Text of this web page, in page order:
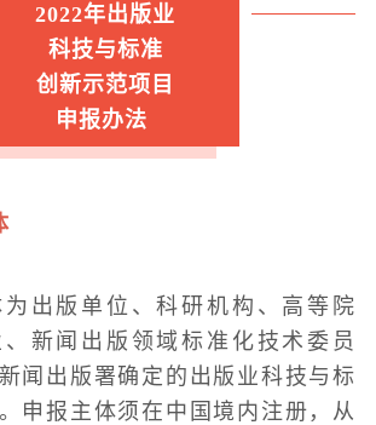
2022年出版业
科技与标准
创新示范项目
申报办法
出版单位、科研机构、高等院
新闻出版领域标准化技术委员
闻出版署确定的出版业科技与标
申报主体须在中国境内注册，从